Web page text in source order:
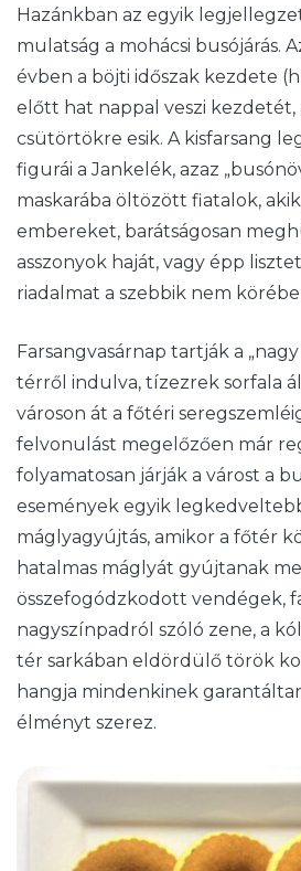
Hazánkban az egyik
mulatság a mohácsi busójárás.
évben a böjti időszak kezdete
előtt hat nappal veszi kezdetét,
csütörtökre esik. A kisfarsang
figurái a Jankelék, azaz
maskarába öltözött fiatalok,
embereket, barátságosan
asszonyok haját, vagy épp
riadalmat a szebbik nem
Farsangvasárnap tartják a
térről indulva, tízezrek sorfala
városon át a főtéri
felvonulást megelőzően már
folyamatosan járják a várost a
események egyik
máglyagyújtás, amikor a főtér
hatalmas máglyát gyújtanak
összefogódzkodott vendégek,
nagyszínpadról szóló zene, a
tér sarkában eldördülő török
hangja mindenkinek
élményt szerez.